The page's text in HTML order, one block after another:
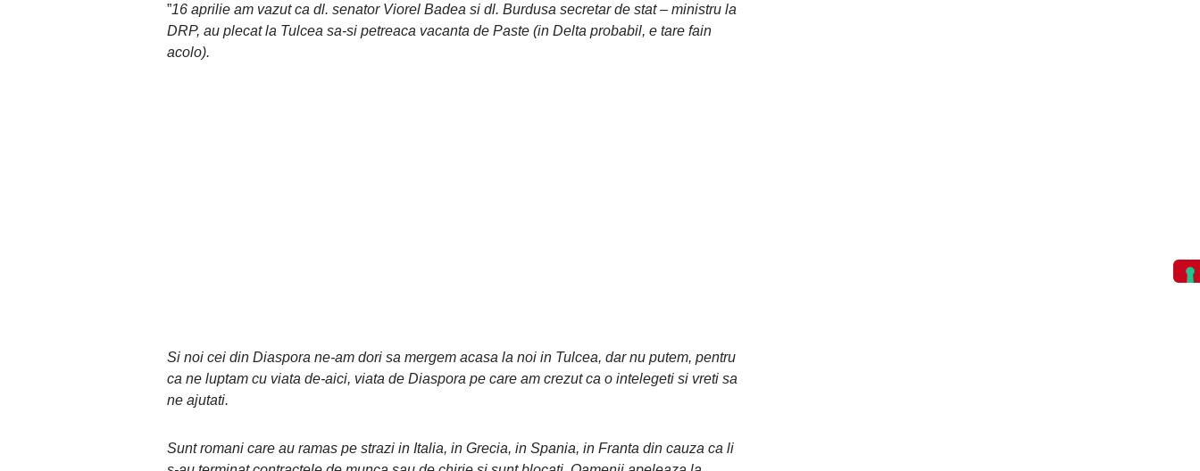
”16 aprilie am vazut ca dl. senator Viorel Badea si dl. Burdusa secretar de stat – ministru la
DRP, au plecat la Tulcea sa-si petreaca vacanta de Paste (in Delta probabil, e tare fain
acolo).
Si noi cei din Diaspora ne-am dori sa mergem acasa la noi in Tulcea, dar nu putem, pentru
ca ne luptam cu viata de-aici, viata de Diaspora pe care am crezut ca o intelegeti si vreti sa
ne ajutati.
Sunt romani care au ramas pe strazi in Italia, in Grecia, in Spania, in Franta din cauza ca li